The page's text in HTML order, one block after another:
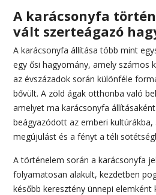
A karácsonyfa
vált szerteágazó
A karácsonyfa állítása több mint
egy ősi hagyomány, amely számos
az évszázadok során különféle
bővült. A zöld ágak otthonba való
amelyet ma karácsonyfa
beágyazódott az emberi
megújulást és a fényt a téli
A történelem során a karácsonyfa
folyamatosan alakult, kezdetben
később keresztény ünnepi